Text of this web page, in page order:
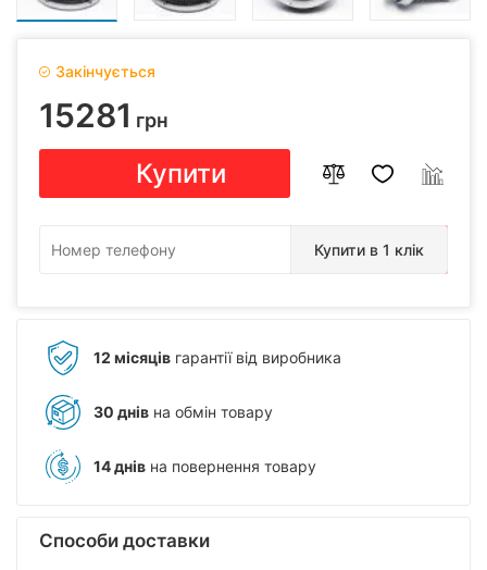
Закінчується
15281 грн
Купити
Купити в 1 клік
12 місяців гарантії від виробника
30 днів на обмін товару
14 днів на повернення товару
Способи доставки